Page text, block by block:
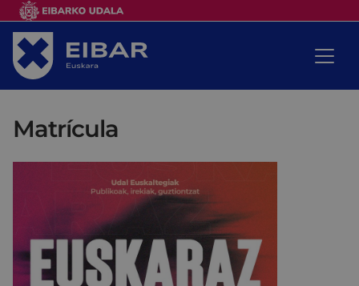
Matrícula